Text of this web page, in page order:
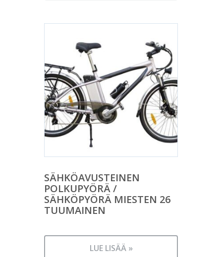
SÄHKÖAVUSTEINEN
POLKUPYÖRÄ /
SÄHKÖPYÖRÄ MIESTEN 26
TUUMAINEN
LUE LISÄÄ »